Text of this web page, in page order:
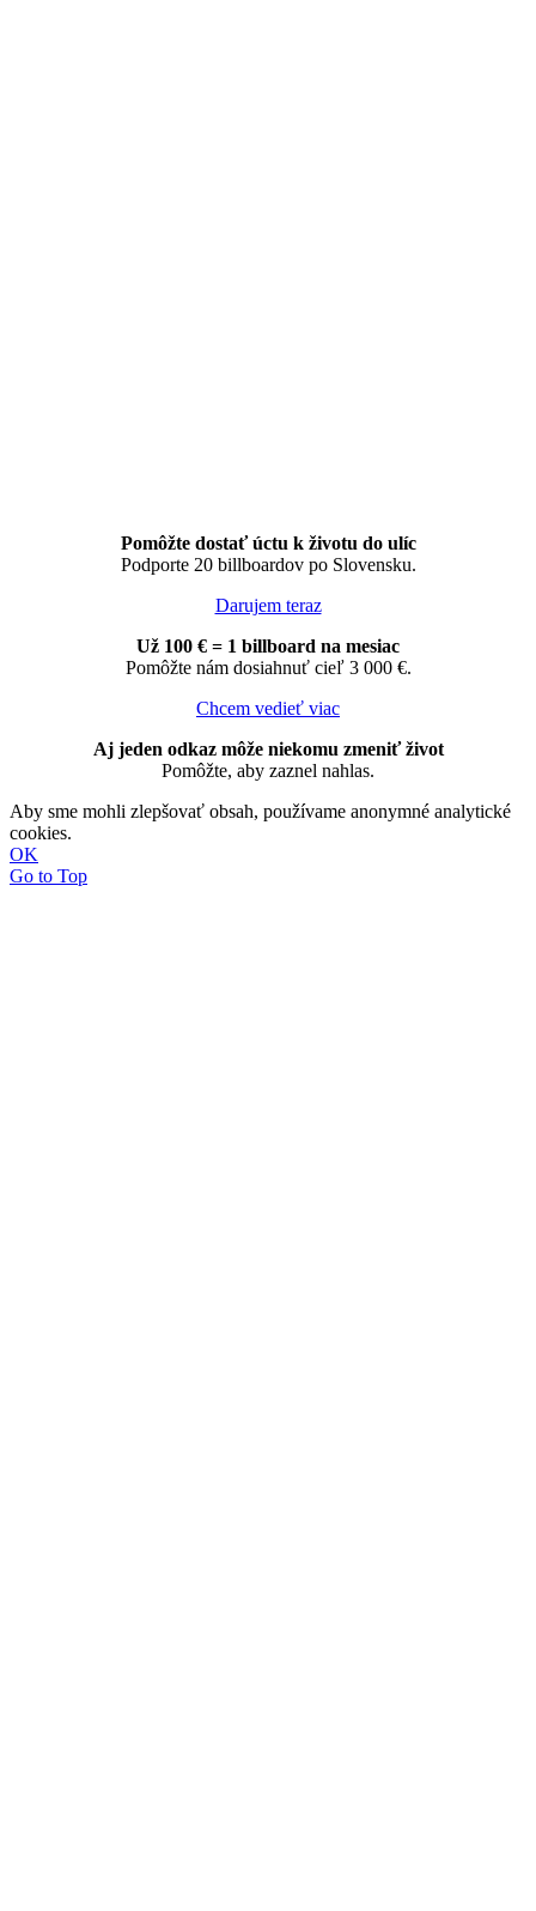
Pomôžte dostať úctu k životu do ulíc
Podporte 20 billboardov po Slovensku.
Darujem teraz
Už 100 € = 1 billboard na mesiac
Pomôžte nám dosiahnuť cieľ 3 000 €.
Chcem vedieť viac
Aj jeden odkaz môže niekomu zmeniť život
Pomôžte, aby zaznel nahlas.
Aby sme mohli zlepšovať obsah, používame anonymné analytické
cookies.
OK
Go to Top